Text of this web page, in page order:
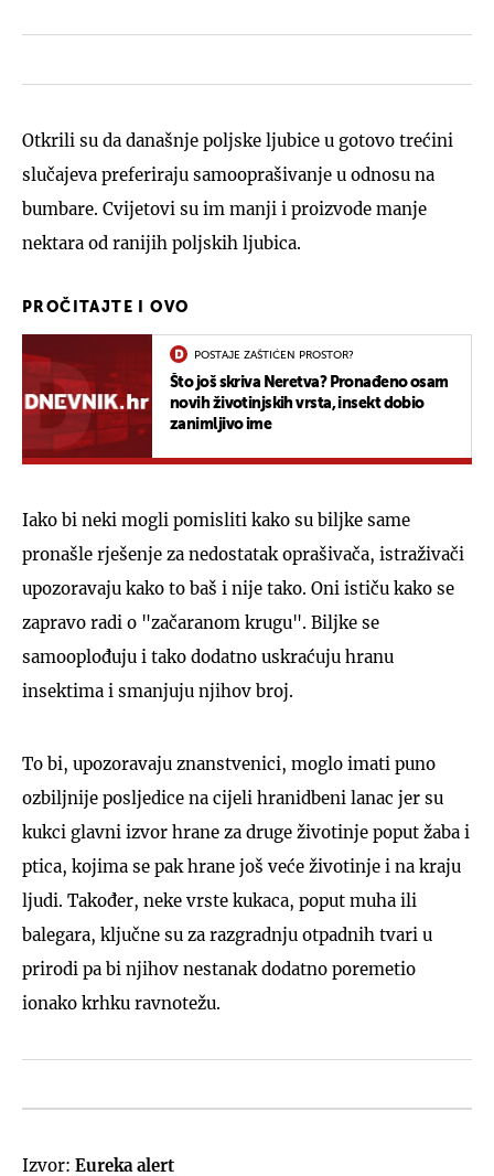
Otkrili su da današnje poljske ljubice u gotovo trećini
slučajeva preferiraju samooprašivanje u odnosu na
bumbare. Cvijetovi su im manji i proizvode manje
nektara od ranijih poljskih ljubica.
PROČITAJTE I OVO
POSTAJE ZAŠTIĆEN PROSTOR?
Što još skriva Neretva? Pronađeno osam
novih životinjskih vrsta, insekt dobio
zanimljivo ime
Iako bi neki mogli pomisliti kako su biljke same
pronašle rješenje za nedostatak oprašivača, istraživači
upozoravaju kako to baš i nije tako. Oni ističu kako se
zapravo radi o "začaranom krugu". Biljke se
samooplođuju i tako dodatno uskraćuju hranu
insektima i smanjuju njihov broj.
To bi, upozoravaju znanstvenici, moglo imati puno
ozbiljnije posljedice na cijeli hranidbeni lanac jer su
kukci glavni izvor hrane za druge životinje poput žaba i
ptica, kojima se pak hrane još veće životinje i na kraju
ljudi. Također, neke vrste kukaca, poput muha ili
balegara, ključne su za razgradnju otpadnih tvari u
prirodi pa bi njihov nestanak dodatno poremetio
ionako krhku ravnotežu.
Izvor: Eureka alert